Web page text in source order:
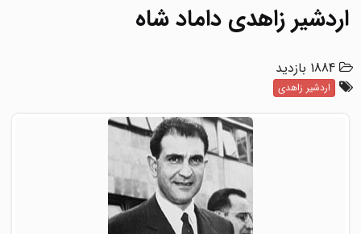
اردشیر زاهدی داماد شاه
1884 بازدید
اردشیر زاهدی